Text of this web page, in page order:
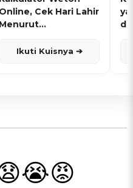
Online, Cek Hari Lahir
Menurut
Ikuti Kuisnya ➔
😭😡